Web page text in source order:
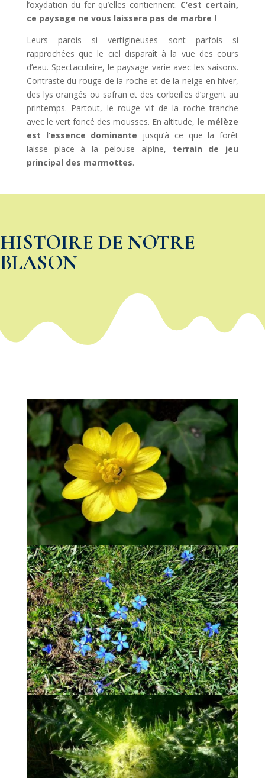
l’oxydation du fer qu’elles contiennent. C’est certain,
ce paysage ne vous laissera pas de marbre !
Leurs parois si vertigineuses sont parfois si
rapprochées que le ciel disparaît à la vue des cours
d’eau. Spectaculaire, le paysage varie avec les saisons.
Contraste du rouge de la roche et de la neige en hiver,
des lys orangés ou safran et des corbeilles d’argent au
printemps. Partout, le rouge vif de la roche tranche
avec le vert foncé des mousses. En altitude, le mélèze
est l’essence dominante jusqu’à ce que la forêt
laisse place à la pelouse alpine, terrain de jeu
principal des marmottes.
HISTOIRE DE NOTRE
BLASON